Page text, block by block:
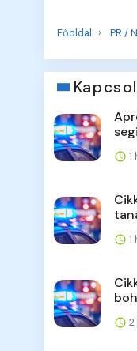
Főoldal PR /